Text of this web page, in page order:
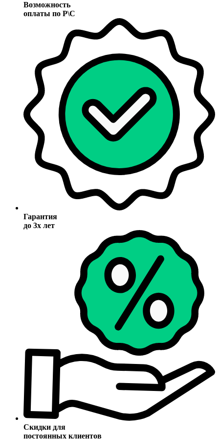
Возможность
оплаты по Р\С
Гарантия
до 3х лет
Скидки для
постоянных клиентов